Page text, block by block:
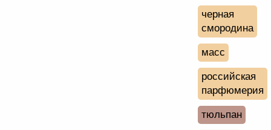
черная
смородина
масс
российская
парфюмерия
тюльпан